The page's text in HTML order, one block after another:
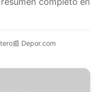
📰 Depor.com